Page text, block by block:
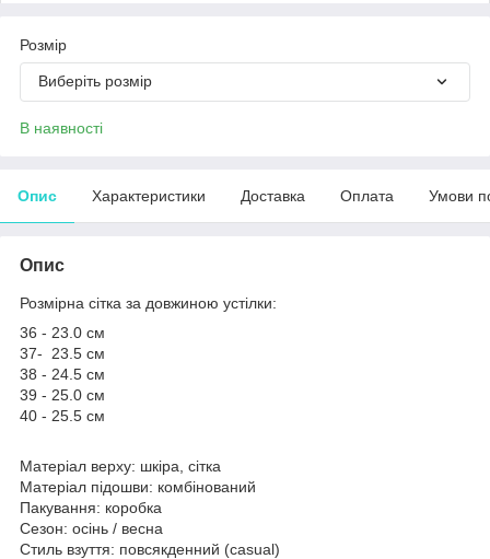
Розмір
Виберіть розмір
В наявності
Опис Характеристики Доставка Оплата Умови
Опис
Розмірна сітка за довжиною устілки:
36 - 23.0 см
37- 23.5 см
38 - 24.5 см
39 - 25.0 см
40 - 25.5 см
Матеріал верху: шкіра, сітка
Матеріал підошви: комбінований
Пакування: коробка
Сезон: осінь / весна
Стиль взуття: повсякденний (casual)